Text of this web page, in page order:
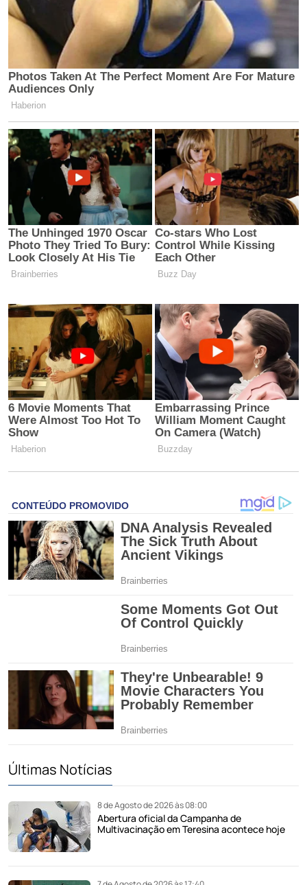
Últimas Notícias
8 de Agosto de 2026 às 08:00
Abertura oficial da Campanha de
Multivacinação em Teresina acontece hoje